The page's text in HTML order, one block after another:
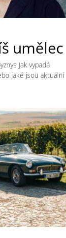
umělec
Jak vypadá
jaké jsou aktuální